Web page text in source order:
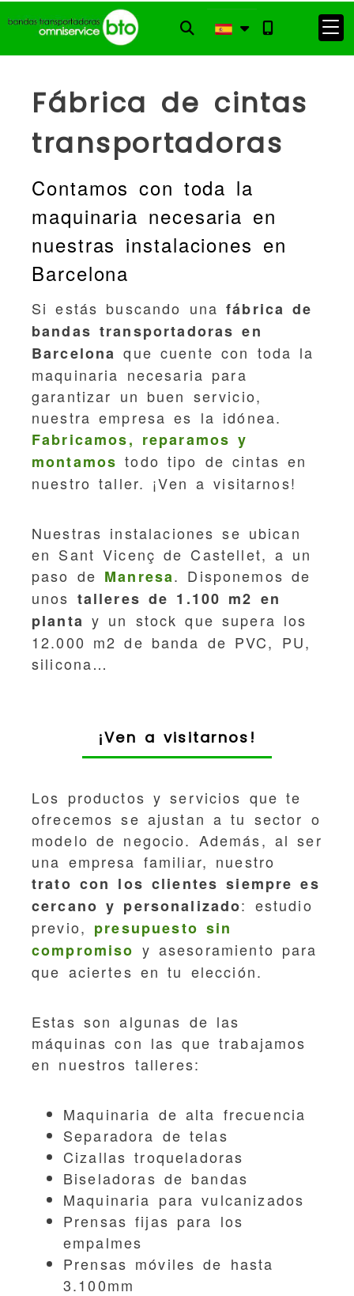
Fábrica de cintas
transportadoras
Contamos con toda la
maquinaria necesaria en
nuestras instalaciones en
Barcelona
Si estás buscando unafábrica de
bandas transportadoras en
Barcelona que cuente con toda la
maquinaria necesaria para
garantizar un buen servicio,
nuestra empresa es la idónea.
Fabricamos, reparamos y
montamos todo tipo de cintas en
nuestro taller. ¡Ven a visitarnos!
Nuestras instalaciones se ubican
en Sant Vicenç de Castellet, a un
paso de Manresa. Disponemos de
unos talleres de 1.100 m2 en
planta y un stock que supera los
12.000 m2 de banda de PVC, PU,
silicona…
¡Ven a visitarnos!
Los productos y servicios que te
ofrecemos se ajustan a tu sector o
modelo de negocio. Además, al ser
una empresa familiar, nuestro
trato con los clientes siempre es
cercano y personalizado: estudio
previo, presupuesto sin
compromiso y asesoramiento para
que aciertes en tu elección.
Estas son algunas de las
máquinas con las que trabajamos
en nuestros talleres:
Maquinaria de alta frecuencia
Separadora de telas
Cizallas troqueladoras
Biseladoras de bandas
Maquinaria para vulcanizados
Prensas fijas para los
empalmes
Prensas móviles de hasta
3.100mm